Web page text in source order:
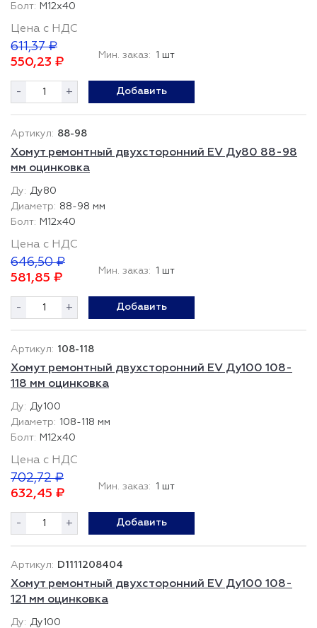
М12х40
Цена с НДС
611,37 ₽
550,23 ₽
Мин. заказ: 1 шт
- + Добавить
88-98
Хомут ремонтный двухсторонний EV Ду80 88-98
мм оцинковка
Ду80
88-98 мм
М12х40
Цена с НДС
646,50 ₽
581,85 ₽
Мин. заказ: 1 шт
- + Добавить
108-118
Хомут ремонтный двухсторонний EV Ду100 108-
118 мм оцинковка
Ду100
108-118 мм
М12х40
Цена с НДС
702,72 ₽
632,45 ₽
Мин. заказ: 1 шт
- + Добавить
D1111208404
Хомут ремонтный двухсторонний EV Ду100 108-
121 мм оцинковка
Ду100